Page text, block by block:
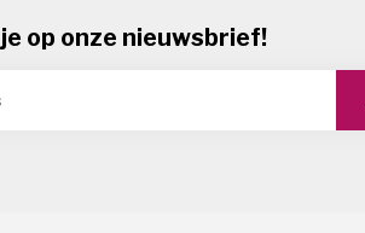
op onze nieuwsbrief!